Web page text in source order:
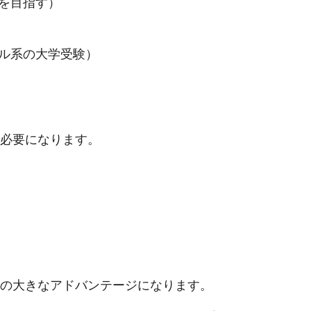
系の大学受験）
要になります。
大きなアドバンテージになります。